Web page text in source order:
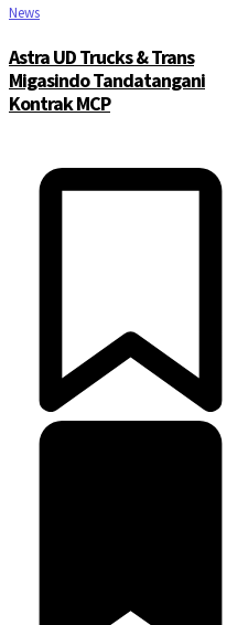
News
Astra UD Trucks & Trans
Migasindo Tandatangani
Kontrak MCP